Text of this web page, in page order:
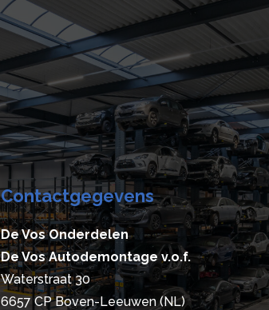
Contactgegevens
De Vos Onderdelen
De Vos Autodemontage v.o.f.
Waterstraat 30
6657 CP Boven-Leeuwen (NL)